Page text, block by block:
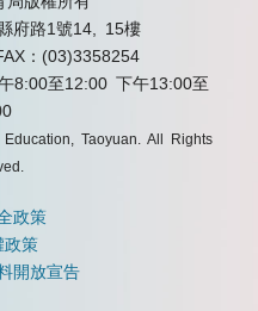
府路1號14, 15樓
：(03)3358254
8:00至12:00 下午13:00至
Taoyuan. All Rights
政策
政策
開放宣告